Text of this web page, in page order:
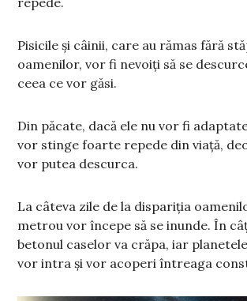
Pisicile și câinii, care au rămas fără
oamenilor, vor fi nevoiți să se
ceea ce vor găsi.
Din păcate, dacă ele nu vor fi
vor stinge foarte repede din viață,
vor putea descurca.
La câteva zile de la dispariția
metrou vor începe să se inunde. În
betonul caselor va crăpa, iar
vor intra și vor acoperi întreaga